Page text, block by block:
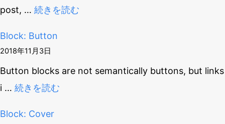
post, … 続きを読む
Block: Button
2018年11月3日
Button blocks are not semantically buttons, but links
i … 続きを読む
Block: Cover